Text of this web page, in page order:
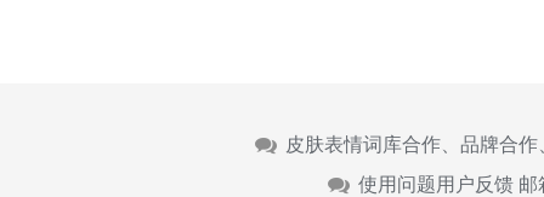
皮肤表情词库合作、品牌合
使用问题用户反馈 邮